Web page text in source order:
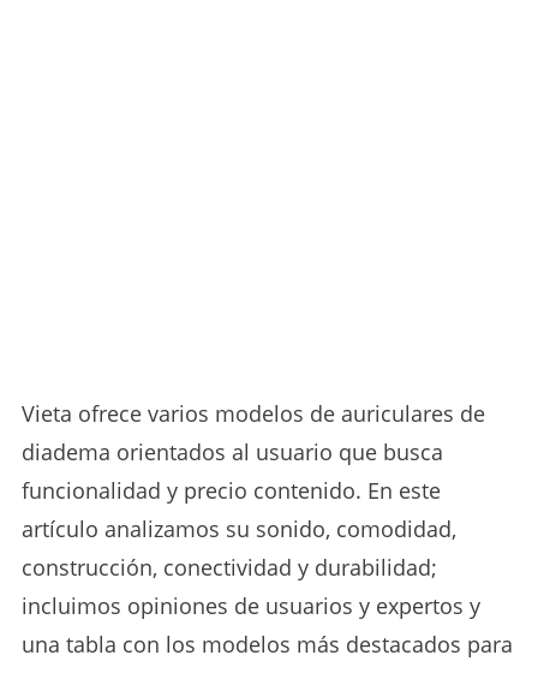
Vieta ofrece varios modelos de auriculares de
diadema orientados al usuario que busca
funcionalidad y precio contenido. En este
artículo analizamos su sonido, comodidad,
construcción, conectividad y durabilidad;
incluimos opiniones de usuarios y expertos y
una tabla con los modelos más destacados para